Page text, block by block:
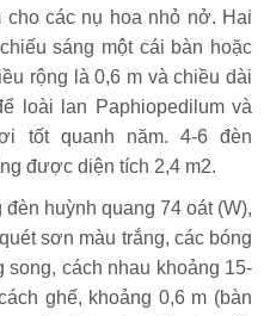
các nụ hoa nhỏ nở. Hai
sáng một cái bàn hoặc
rộng là 0,6 m và chiều dài
loài lan Paphiopedilum và
tốt quanh năm. 4-6 đèn
được diện tích 2,4 m2.
huỳnh quang 74 oát (W),
sơn màu trắng, các bóng
cách nhau khoảng 15-
ghế, khoảng 0,6 m (bàn